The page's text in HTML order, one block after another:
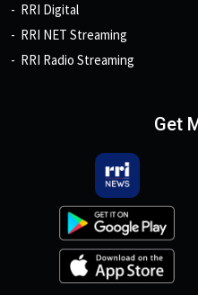
RRI Digital
RRI NET Streaming
RRI Radio Streaming
Get